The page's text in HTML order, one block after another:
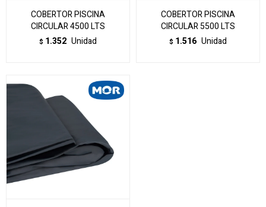
COBERTOR PISCINA
CIRCULAR 4500 LTS
$ 1.352 Unidad
COBERTOR PISCINA
CIRCULAR 5500 LTS
$ 1.516 Unidad